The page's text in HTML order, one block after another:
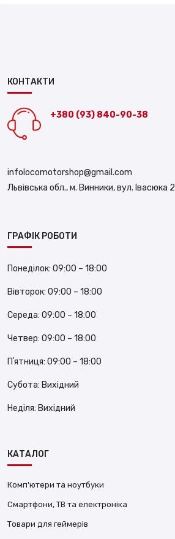
КАТАЛОГ
Комп'ютери та ноутбуки
Смартфони, ТВ та електроніка
Товари для геймерів
ГРАФІК РОБОТИ
Понеділок: 09:00 – 18:00
Вівторок: 09:00 – 18:00
Середа: 09:00 – 18:00
Четвер: 09:00 – 18:00
Пʼятниця: 09:00 – 18:00
Субота: Вихідний
Неділя: Вихідний
КОНТАКТИ
+380 (93) 840-90-38
infolocomotorshop@gmail.com
Львівська обл., м. Винники, вул. Івасюка 2